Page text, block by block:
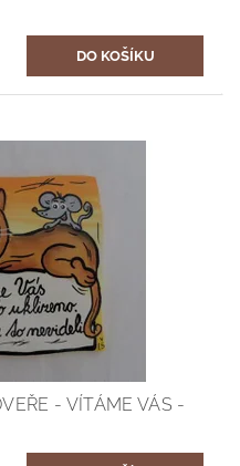
- VÍTÁME VÁS -